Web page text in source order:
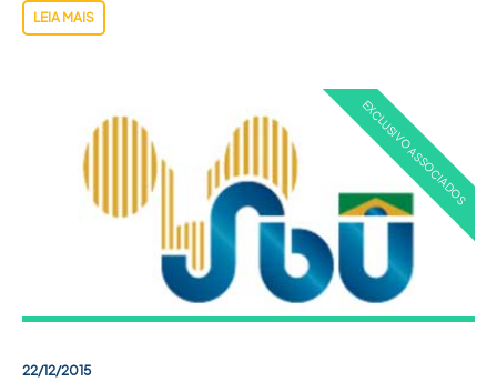
LEIA MAIS
22/12/2015